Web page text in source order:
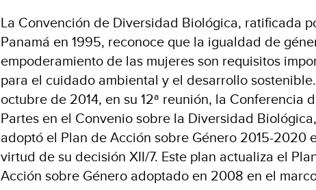
La Convención de Diversidad Biológica, ratificada
Panamá en 1995, reconoce que la igualdad de
empoderamiento de las mujeres son requisitos
para el cuidado ambiental y el desarrollo
octubre de 2014, en su 12ª reunión, la Conferencia
Partes en el Convenio sobre la Diversidad Biológica,
adoptó el Plan de Acción sobre Género 2015-2020
virtud de su decisión XII/7. Este plan actualiza el
Acción sobre Género adoptado en 2008 en el